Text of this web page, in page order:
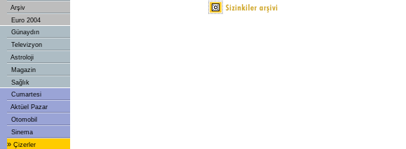
Arşiv
Euro 2004
Günaydın
Televizyon
Astroloji
Magazin
Sağlık
Cumartesi
Aktüel Pazar
Otomobil
Sinema
» Çizerler